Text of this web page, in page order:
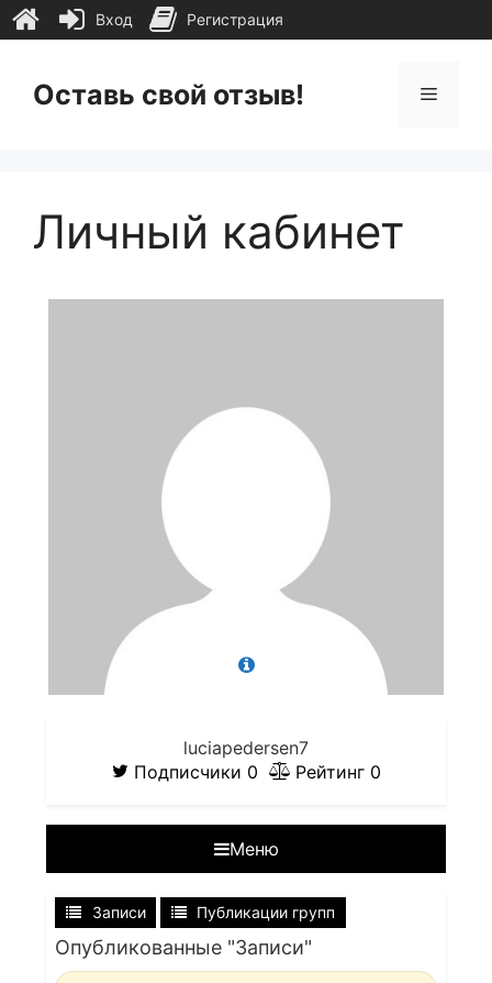
содержимому
Оставь свой отзыв! Меню
Личный кабинет
luciapedersen7
Подписчики 0 Рейтинг 0
Меню
Записи Публикации групп
Опубликованные "Записи"
Вход Регистрация